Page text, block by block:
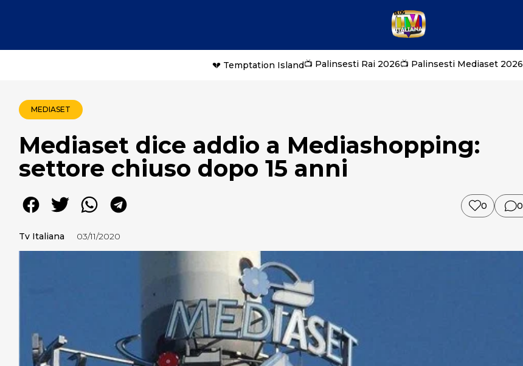
💔 Temptation Island📺 Palinsesti Rai 2026📺 Palinsesti Mediaset 2026
MEDIASET
Mediaset dice addio a Mediashopping:
settore chiuso dopo 15 anni
0 0
Tv Italiana 03/11/2020